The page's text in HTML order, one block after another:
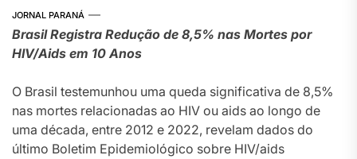
JORNAL PARANÁ
Brasil Registra Redução de 8,5% nas Mortes por
HIV/Aids em 10 Anos
O Brasil testemunhou uma queda significativa de 8,5%
nas mortes relacionadas ao HIV ou aids ao longo de
uma década, entre 2012 e 2022, revelam dados do
último Boletim Epidemiológico sobre HIV/aids